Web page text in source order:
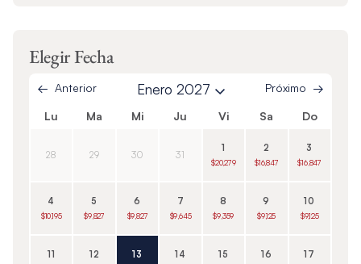
Elegir Fecha
Anterior Enero 2027 Próximo
Lu Ma Mi Ju Vi Sa Do
28 29 30 31
1
$20,279
2
$16,847
3
$16,847
4
$10,195
5
$9,827
6
$9,827
7
$9,645
8
$9,359
9
$9,125
10
$9,125
11 12 13 14 15 16 17